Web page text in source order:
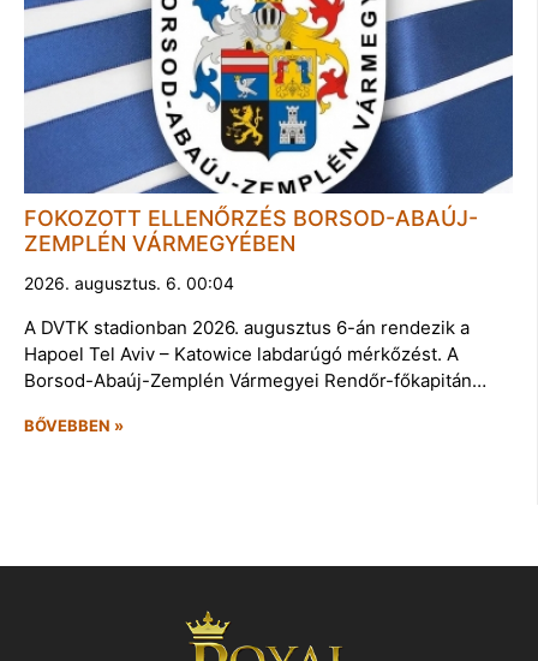
FOKOZOTT ELLENŐRZÉS BORSOD-ABAÚJ-
ZEMPLÉN VÁRMEGYÉBEN
2026. augusztus. 6. 00:04
A DVTK stadionban 2026. augusztus 6-án rendezik a
Hapoel Tel Aviv – Katowice labdarúgó mérkőzést. A
Borsod-Abaúj-Zemplén Vármegyei Rendőr-főkapitán…
BŐVEBBEN »